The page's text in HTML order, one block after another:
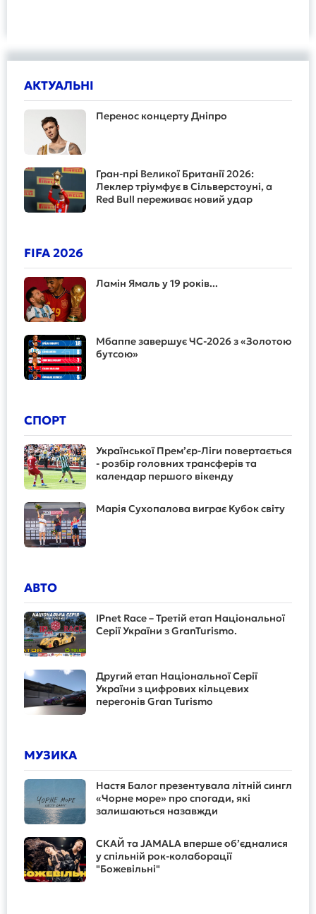
АКТУАЛЬНІ
Перенос концерту Дніпро
Гран-прі Великої Британії 2026:
Леклер тріумфує в Сільверстоуні, а
Red Bull переживає новий удар
FIFA 2026
Ламін Ямаль у 19 років...
Мбаппе завершує ЧС-2026 з «Золотою
бутсою»
СПОРТ
Української Прем’єр-Ліги повертається
- розбір головних трансферів та
календар першого вікенду
Марія Сухопалова виграє Кубок світу
АВТО
IPnet Race – Третій етап Національної
Серії України з GranTurismo.
Другий етап Національної Серії
України з цифрових кільцевих
перегонів Gran Turismo
МУЗИКА
Настя Балог презентувала літній сингл
«Чорне море» про спогади, які
залишаються назавжди
СКАЙ та JAMALA вперше об’єдналися
у спільній рок-колаборації
"Божевільні"